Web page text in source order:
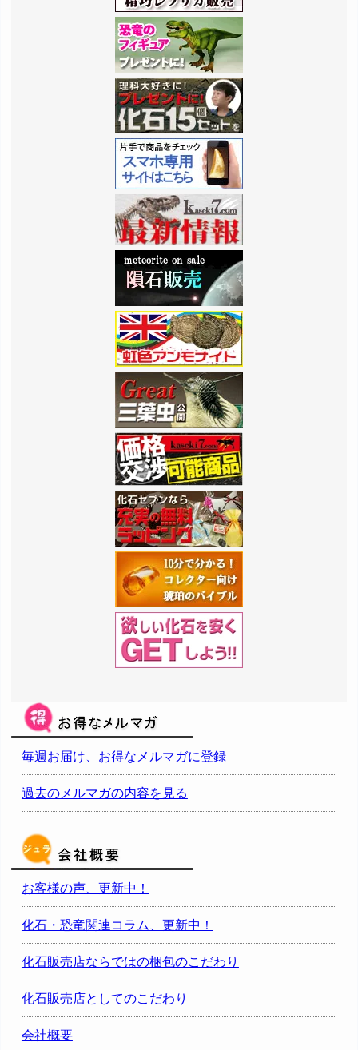
毎週お届け、お得なメルマガに登録
過去のメルマガの内容を見る
お客様の声、更新中！
化石・恐竜関連コラム、更新中！
化石販売店ならではの梱包のこだわり
化石販売店としてのこだわり
会社概要